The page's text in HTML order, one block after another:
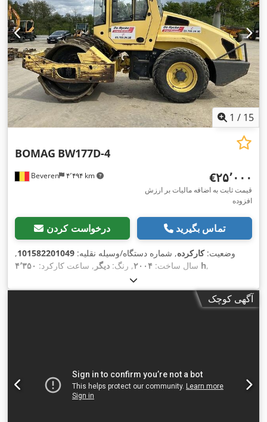
1 / 15
Beveren ۴٬۴۹۴ km
BOMAG BW177D-4
‎€۲۵٬۰۰۰
قیمت ثابت به اضافه مالیات بر ارزش
افزوده
درخواست کردن تماس بگیرید
وضعیت:کارکرده, شماره دستگاه/وسیله نقلیه: 101582201049
,
سال ساخت: ۲۰۰۴, رنگ: دیگر , ساعت کارکرد: ۴٬۳۵۰ h,
آگهی کوچک